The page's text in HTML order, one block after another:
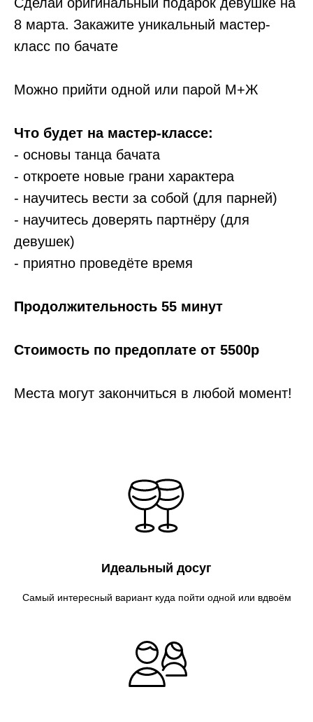
8 марта. Закажите уникальный мастер-
класс по бачате
Можно прийти одной или парой М+Ж
Что будет на мастер-классе:
- основы танца бачата
- откроете новые грани характера
- научитесь вести за собой (для парней)
- научитесь доверять партнёру (для
девушек)
- приятно проведёте время
Продолжительность 55 минут
Стоимость по предоплате от 5500р
Места могут закончиться в любой момент!
Идеальный досуг
Самый интересный вариант куда пойти одной или вдвоём